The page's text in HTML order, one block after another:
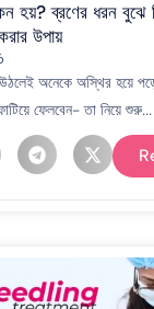
ব্রণের ধরন বুঝে
উপায়
অনেকে অস্থির হয়ে
ফেলবেন- তা নিয়ে শুরু...